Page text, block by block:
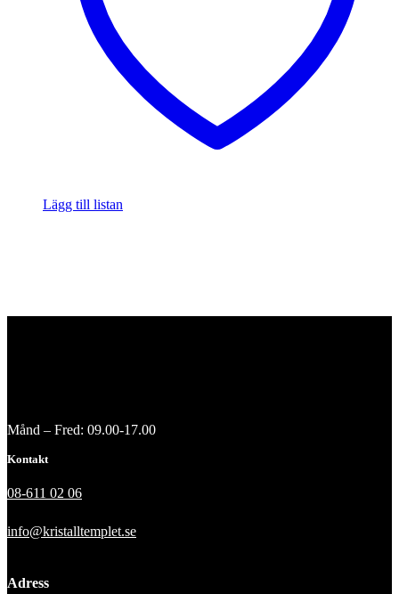
Lägg till listan
Månd – Fred: 09.00-17.00
Kontakt
08-611 02 06
info@kristalltemplet.se
Adress